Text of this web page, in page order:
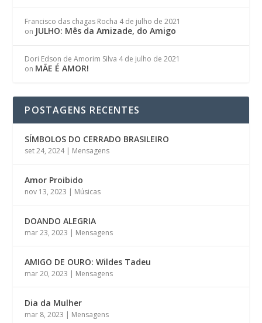
Francisco das chagas Rocha 4 de julho de 2021
on JULHO: Mês da Amizade, do Amigo
Dori Edson de Amorim Silva 4 de julho de 2021
on MÃE É AMOR!
POSTAGENS RECENTES
SÍMBOLOS DO CERRADO BRASILEIRO
set 24, 2024| Mensagens
Amor Proibido
nov 13, 2023 | Músicas
DOANDO ALEGRIA
mar 23, 2023 | Mensagens
AMIGO DE OURO: Wildes Tadeu
mar 20, 2023 | Mensagens
Dia da Mulher
mar 8, 2023 | Mensagens